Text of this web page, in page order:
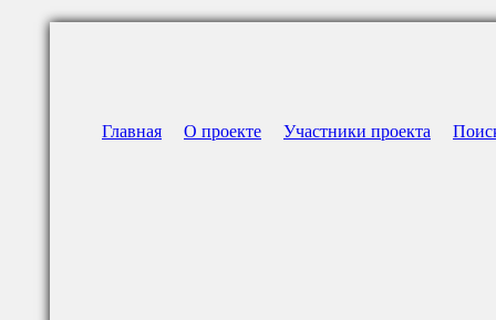
Главная О проекте Участники проекта